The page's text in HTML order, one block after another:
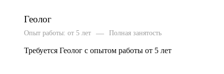
Геолог
Опыт работы: от 5 лет — Полная занятость
Требуется Геолог с опытом работы от 5 лет